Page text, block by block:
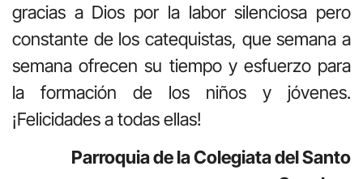
gracias a Dios por la labor silenciosa pero
constante de los catequistas, que semana a
semana ofrecen su tiempo y esfuerzo para
la formación de los niños y jóvenes.
¡Felicidades a todas ellas!
Parroquia de la Colegiata del Santo